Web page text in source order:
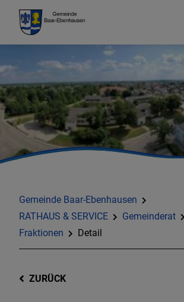
Gemeinde Baar-Ebenhausen
RATHAUS & SERVICE
Gemeinderat
Fraktionen
Detail
ZURÜCK